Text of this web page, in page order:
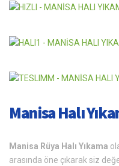
Manisa Halı
Manisa Rüya Halı Yıkama
arasında öne çıkarak siz